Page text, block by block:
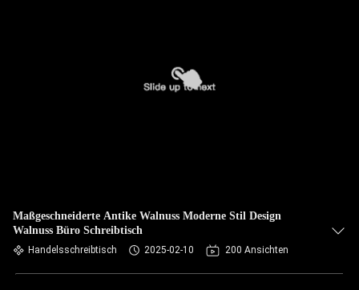
Maßgeschneiderte Antike Walnuss Moderne Stil Design
Walnuss Büro Schreibtisch
Handelsschreibtisch 2025-02-10 200 Ansichten